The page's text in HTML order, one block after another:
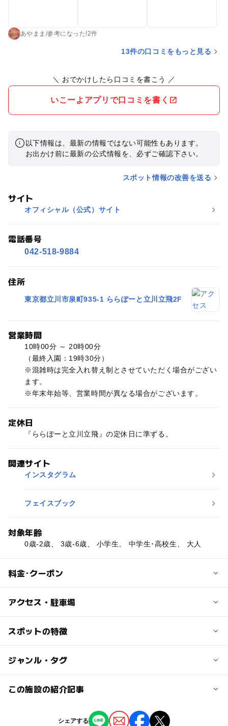
あやまま /参考に なった!2件
13件の口コミをもっと見る
＼ おでかけしたら口コミを書こう ／
いこーよアプリで口コミを書く
以下情報は、最新の情報ではない可能性もあります。
お出かけ前に最新の公式情報を、必ずご確認下さい。
スポット情報の改善を送る
サイト
オフィシャル（公式）サイト
電話番号
042-518-9884
住所
東京都立川市泉町935-1 ららぽーと立川立飛2F
営業時間
10時00分 ～ 20時00分
（最終入園：19時30分）
※混雑時は完全入れ替え制とさせていただく場合がござい
ます。
※年末年始等、営業時間が異なる場合がございます。
定休日
『ららぽーと立川立飛』の定休日に準ずる。
関連サイト
インスタグラム
フェイスブック
対象年齢
0歳-2歳、 3歳-6歳、 小学生、 中学生･高校生、 大人
料金･クーポン
子供の料金
・4歳〜小学生：950円／時間無制限
※3歳以下は入園料無料。
料が10％割引となります。
アクセス・駐車場
交通アクセス
スポットの特徴
駐車場あり ◯
授乳室あり
◯ ベビーカーOK
ジャンル・タグ
ジャンル
この施設の紹介記事
【2026】東京・関東のひよこふれあいカフ
シェアする